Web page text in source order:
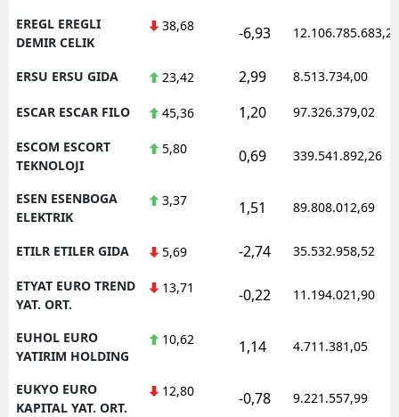
EREGL EREGLI
DEMIR CELIK
38,68 -6,93 12.106.785.683,20
ERSU ERSU GIDA 23,42 2,99 8.513.734,00
ESCAR ESCAR FILO 45,36 1,20 97.326.379,02
ESCOM ESCORT
TEKNOLOJI
5,80 0,69 339.541.892,26
ESEN ESENBOGA
ELEKTRIK
3,37 1,51 89.808.012,69
ETILR ETILER GIDA 5,69 -2,74 35.532.958,52
ETYAT EURO TREND
YAT. ORT.
13,71 -0,22 11.194.021,90
EUHOL EURO
YATIRIM HOLDING
10,62 1,14 4.711.381,05
EUKYO EURO
KAPITAL YAT. ORT.
12,80 -0,78 9.221.557,99